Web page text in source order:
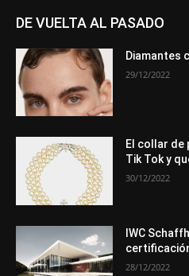
DE VUELTA AL PASADO
Diamantes
29/12/2022
El collar de
Tik Tok y
30/12/2022
IWC
28/12/2022